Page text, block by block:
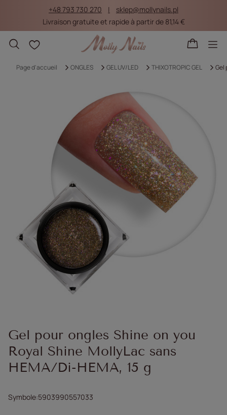
+48 793 730 270
sklep@mollynails.pl
Livraison gratuite et rapide à partir de 81,14 €
Listes d'achat
Page d'accueil ONGLES GEL UV/LED THIXOTROPIC GEL Gel
Gel pour ongles Shine on you
Royal Shine MollyLac sans
HEMA/Di-HEMA, 15 g
Symbole 5903990557033